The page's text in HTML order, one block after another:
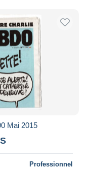
Mai 2015
Professionnel